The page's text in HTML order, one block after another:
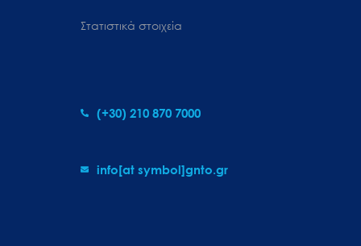
Στατιστικά στοιχεία
(+30) 210 870 7000
info[at symbol]gnto.gr